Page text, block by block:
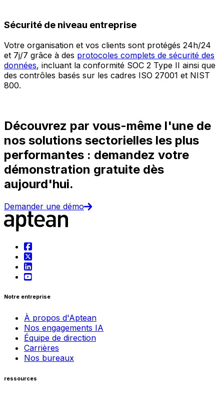
Sécurité de niveau entreprise
Votre organisation et vos clients sont protégés 24h/24
et 7j/7 grâce à des protocoles complets de sécurité des
données, incluant la conformité SOC 2 Type II ainsi que
des contrôles basés sur les cadres ISO 27001 et NIST
800.
Découvrez par vous-même l'une de
nos solutions sectorielles les plus
performantes : demandez votre
démonstration gratuite dès
aujourd'hui.
Demander une démo
Notre entreprise
À propos d'Aptean
Nos engagements IA
Équipe de direction
Carrières
Nos bureaux
ressources